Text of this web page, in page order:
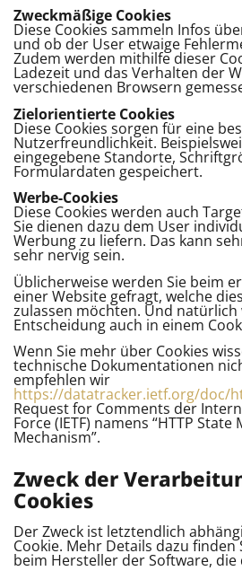
Zweckmäßige Cookies
Diese Cookies sammeln Infos
und ob der User etwaige
Zudem werden mithilfe dieser
Ladezeit und das Verhalten der
verschiedenen Browsern
Zielorientierte Cookies
Diese Cookies sorgen für eine
Nutzerfreundlichkeit.
eingegebene Standorte,
Formulardaten gespeichert.
Werbe-Cookies
Diese Cookies werden auch
Sie dienen dazu dem User
Werbung zu liefern. Das kann
sehr nervig sein.
Üblicherweise werden Sie beim
einer Website gefragt, welche
zulassen möchten. Und natürlich
Entscheidung auch in einem
Wenn Sie mehr über Cookies
technische Dokumentationen
empfehlen wir
https://datatracker.ietf.org/doc/
Request for Comments der
Force (IETF) namens “HTTP
Mechanism”.
Zweck der
Cookies
Der Zweck ist letztendlich
Cookie. Mehr Details dazu finden
beim Hersteller der Software, die